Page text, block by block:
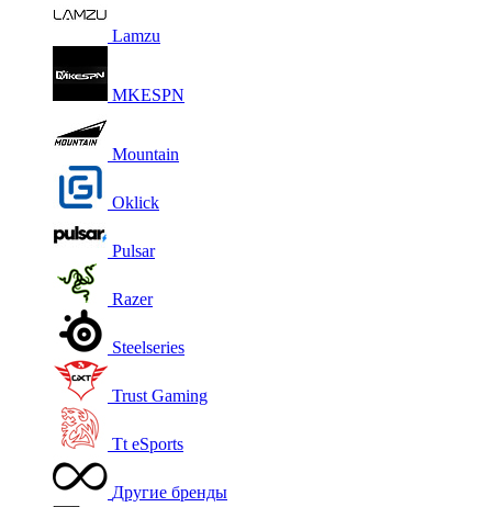
Lamzu
MKESPN
Mountain
Oklick
Pulsar
Razer
Steelseries
Trust Gaming
Tt eSports
Другие бренды